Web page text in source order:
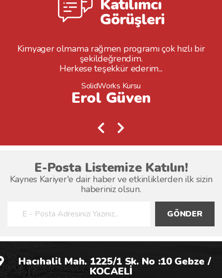
Katılımcı
Görüşleri
Kimyager olmama rağmen programı çok hızlı bir
şekildeğrendim.
Herkese teşekkür ederim...
SolidWorks Kursu
Erol Güven
E-Posta Listemize Katılın!
Kaynes Kariyer'e dair haber ve etkinliklerden ilk sizin
haberiniz olsun.
GÖNDER
Hacıhalil Mah. 1225/1 Sk. No :10 Gebze /
KOCAELİ